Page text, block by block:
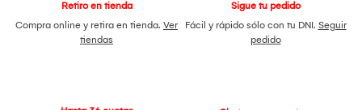
Retiro en tienda
Compra online y retira en tienda. Ver
tiendas
Sigue tu pedido
Fácil y rápido sólo con tu DNI. Seguir
pedido